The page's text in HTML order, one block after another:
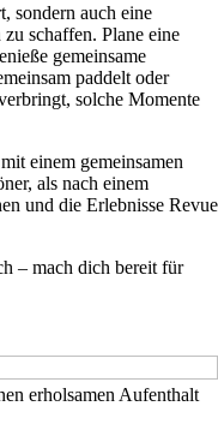
sondern auch eine
schaffen. Plane eine
gemeinsame
paddelt oder
solche Momente
einem gemeinsamen
als nach einem
und die Erlebnisse Revue
– mach dich bereit für
erholsamen Aufenthalt